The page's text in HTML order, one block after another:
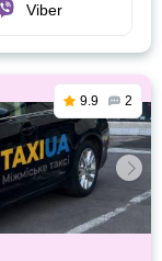
Viber
9.9 2